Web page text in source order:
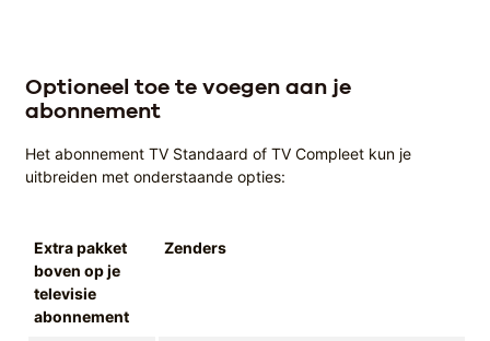
Optioneel toe te voegen aan je
abonnement
Het abonnement TV Standaard of TV Compleet kun je
uitbreiden met onderstaande opties:
Extra pakket
boven op je
televisie
abonnement
Zenders